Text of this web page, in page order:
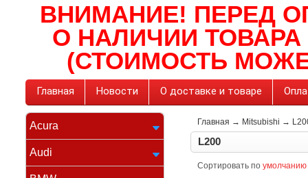
ВНИМАНИЕ! ПЕРЕД
О НАЛИЧИИ
(СТОИМОСТЬ
Главная Новости О доставке и товаре
Acura
Audi
Главная → Mitsubishi →
L200
Сортировать по умолчанию